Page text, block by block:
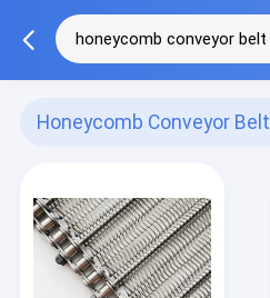
Honeycomb Conveyor Belt